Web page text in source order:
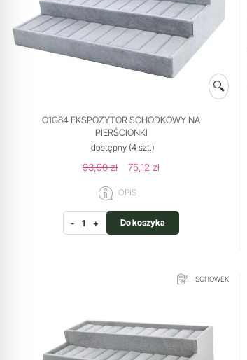
🔍
O1G84 EKSPOZYTOR SCHODKOWY NA
PIERŚCIONKI
dostępny (4 szt.)
93,90 zł 75,12 zł
OPIS
- + Do koszyka
SCHOWEK